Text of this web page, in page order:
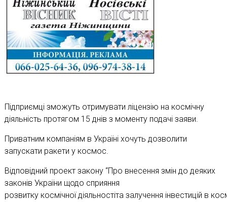
Підприємці зможуть отримувати ліцензію на космічну
діяльність протягом 15 днів з моменту подачі заяви.
Приватним компаніям в Україні хочуть дозволити
запускати ракети у космос.
Відповідний проект закону “Про внесення змін до деяких
законів України щодо сприяння
розвитку космічної діяльностіта залучення інвестицій в